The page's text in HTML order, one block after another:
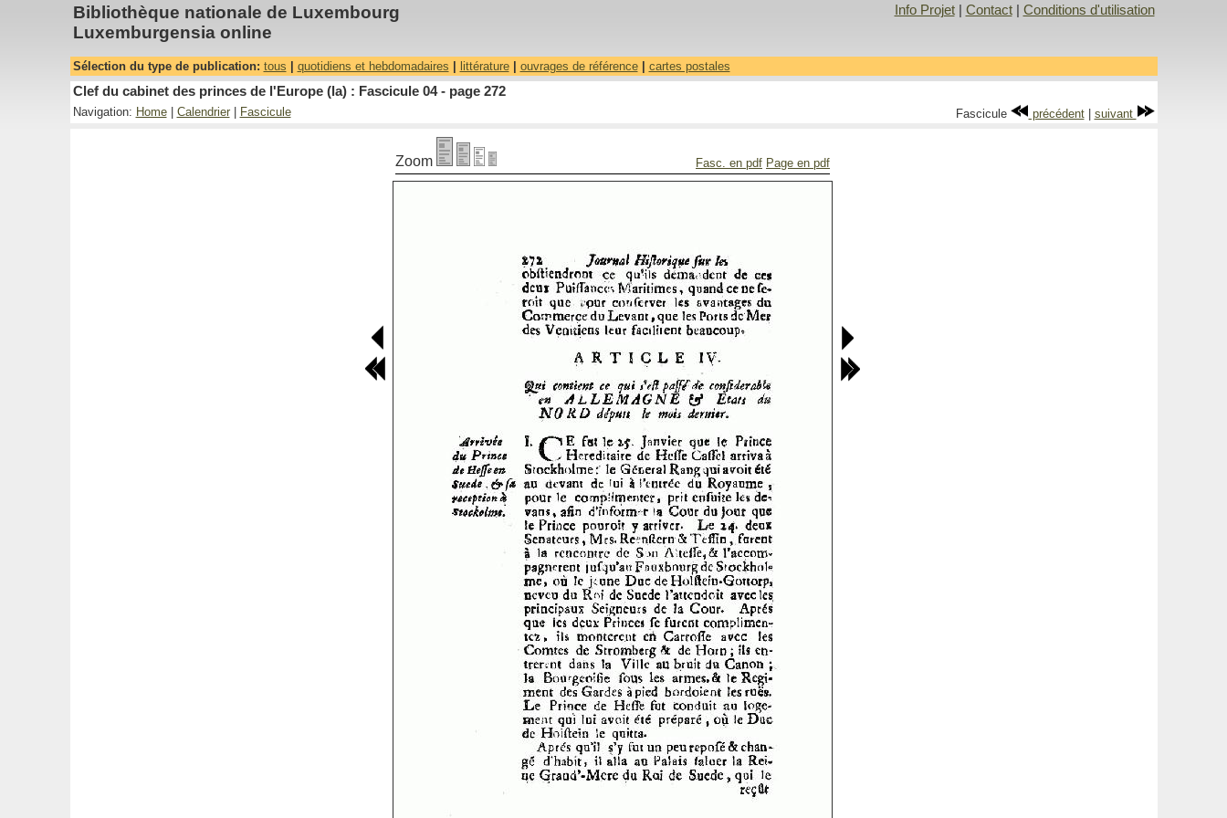
Bibliothèque nationale de Luxembourg
Luxemburgensia online
Info Projet| Contact| Conditions d'utilisation
Sélection du type de publication: tous quotidiens et hebdomadaires littérature| ouvrages de référence| cartes postales
Clef du cabinet des princes de l'Europe (la) : Fascicule 04 - page 272
Navigation: Home| Calendrier| Fascicule Fascicule précédent| suivant
Zoom Fasc. en pdf Page en pdf